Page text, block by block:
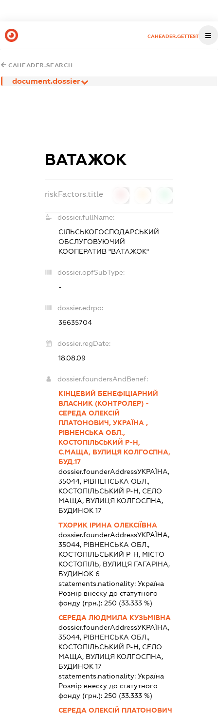
CAHEADER.GETTEST
CAHEADER.SEARCH
document.dossier
ВАТАЖОК
riskFactors.title
dossier.fullName:
СІЛЬСЬКОГОСПОДАРСЬКИЙ
ОБСЛУГОВУЮЧИЙ
КООПЕРАТИВ "ВАТАЖОК"
dossier.opfSubType:
-
dossier.edrpo:
36635704
dossier.regDate:
18.08.09
dossier.foundersAndBenef:
КІНЦЕВИЙ БЕНЕФІЦІАРНИЙ
ВЛАСНИК (КОНТРОЛЕР) -
СЕРЕДА ОЛЕКСІЙ
ПЛАТОНОВИЧ, УКРАЇНА ,
РІВНЕНСЬКА ОБЛ.,
КОСТОПІЛЬСЬКИЙ Р-Н,
С.МАЩА, ВУЛИЦЯ КОЛГОСПНА,
БУД.17
dossier.founderAddressУКРАЇНА,
35044, РІВНЕНСЬКА ОБЛ.,
КОСТОПІЛЬСЬКИЙ Р-Н, СЕЛО
МАЩА, ВУЛИЦЯ КОЛГОСПНА,
БУДИНОК 17
ТХОРИК ІРИНА ОЛЕКСІЇВНА
dossier.founderAddressУКРАЇНА,
35044, РІВНЕНСЬКА ОБЛ.,
КОСТОПІЛЬСЬКИЙ Р-Н, МІСТО
КОСТОПІЛЬ, ВУЛИЦЯ ГАГАРІНА,
БУДИНОК 6
statements.nationality:Україна
Розмір внеску до статутного
фонду (грн.):250 (33.333 %)
СЕРЕДА ЛЮДМИЛА КУЗЬМІВНА
dossier.founderAddressУКРАЇНА,
35044, РІВНЕНСЬКА ОБЛ.,
КОСТОПІЛЬСЬКИЙ Р-Н, СЕЛО
МАЩА, ВУЛИЦЯ КОЛГОСПНА,
БУДИНОК 17
statements.nationality:Україна
Розмір внеску до статутного
фонду (грн.):250 (33.333 %)
СЕРЕДА ОЛЕКСІЙ ПЛАТОНОВИЧ